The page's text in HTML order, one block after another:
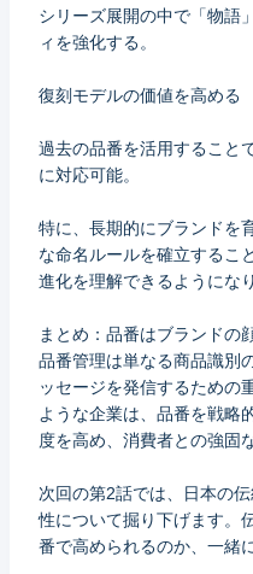
シリーズ展開の中で「物語
ィを強化する。
復刻モデルの価値を高める
過去の品番を活用すること
に対応可能。
特に、長期的にブランドを
な命名ルールを確立するこ
進化を理解できるようにな
まとめ：品番はブランドの
品番管理は単なる商品識別
ッセージを発信するための
ような企業は、品番を戦略
度を高め、消費者との強固
次回の第2話では、日本の
性について掘り下げます。
番で高められるのか、一緒